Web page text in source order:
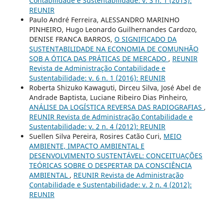
REUNIR
Paulo André Ferreira, ALESSANDRO MARINHO
PINHEIRO, Hugo Leonardo Guilhernandes Cardozo,
DENISE FRANCA BARROS, O SIGNIFICADO DA
SUSTENTABILIDADE NA ECONOMIA DE COMUNHÃO
SOB A ÓTICA DAS PRÁTICAS DE MERCADO , REUNIR
Revista de Administração Contabilidade e
Sustentabilidade: v. 6 n. 1 (2016): REUNIR
Roberta Shizuko Kawaguti, Dirceu Silva, José Abel de
Andrade Baptista, Luciane Ribeiro Dias Pinheiro,
ANÁLISE DA LOGÍSTICA REVERSA DAS RADIOGRAFIAS ,
REUNIR Revista de Administração Contabilidade e
Sustentabilidade: v. 2 n. 4 (2012): REUNIR
Suellen Silva Pereira, Rosires Catão Curi, MEIO
AMBIENTE, IMPACTO AMBIENTAL E
DESENVOLVIMENTO SUSTENTÁVEL: CONCEITUAÇÕES
TEÓRICAS SOBRE O DESPERTAR DA CONSCIÊNCIA
AMBIENTAL , REUNIR Revista de Administração
Contabilidade e Sustentabilidade: v. 2 n. 4 (2012):
REUNIR